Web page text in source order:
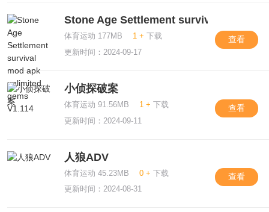
Stone Age Settlement survival mod
体育运动 177MB 1 + 下载
更新时间：2024-09-17
查看
小侦探破案
体育运动 91.56MB 1 + 下载
更新时间：2024-09-11
查看
人狼ADV
体育运动 45.23MB 0 + 下载
更新时间：2024-08-31
查看